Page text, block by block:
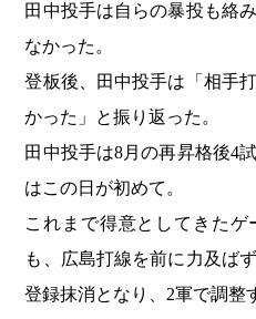
田中投手は自らの暴投も絡
なかった。
登板後、田中投手は「相手
かった」と振り返った。
田中投手は8月の再昇格後4
はこの日が初めて。
これまで得意としてきた
も、広島打線を前に力及ば
登録抹消となり、2軍で調整